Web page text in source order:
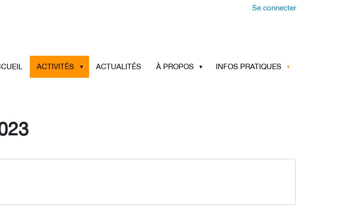
Se connecter
ACTIVITÉS ACTUALITÉS À PROPOS INFOS PRATIQUES